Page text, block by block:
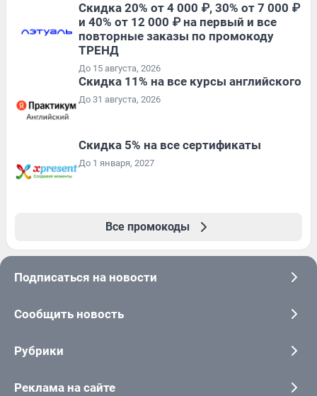
Скидка 20% от 4 000 ₽, 30% от 7 000 ₽
и 40% от 12 000 ₽ на первый и все
повторные заказы по промокоду
ТРЕНД
До 15 августа, 2026
Скидка 11% на все курсы английского
До 31 августа, 2026
Скидка 5% на все сертификаты
До 1 января, 2027
Все промокоды
Подписаться на новости
Сообщить новость
Рубрики
Реклама на сайте